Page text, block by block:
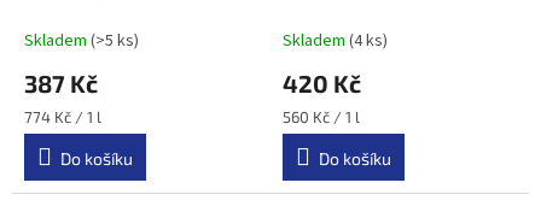
Skladem (>5 ks)
387 Kč
Měrná
cena:
774 Kč / 1 l
Do košíku
Skladem (4 ks)
420 Kč
Měrná
cena:
560 Kč / 1 l
Do košíku